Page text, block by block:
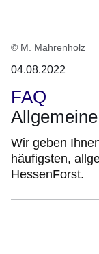
© M. Mahrenholz
04.08.2022
FAQ
Wir geben
häufigsten,
HessenForst.